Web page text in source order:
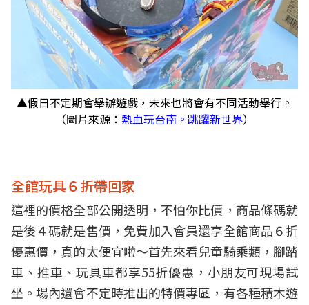
▲假日不定期會舉辦遊戲，未來也將會有不同活動舉行。
（圖片來源： 熱血玩台南。跳躍新世界）
全館玩具６折帶回家
這裡的價格全部公開透明，不怕你比價，商品條碼就
是後４碼就是售價，免費加入會員還享全館商品６折
優惠價，真的太便宜啦～首先來看兒童騎乘類，腳踏
車、推車、玩具車都享55折優惠，小朋友可現場試
坐。場內還會不定時推出的特價專區，有各種積木遊